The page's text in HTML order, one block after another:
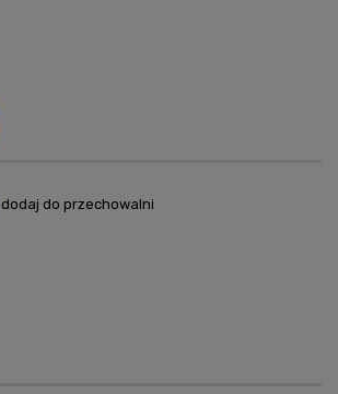
dodaj do przechowalni